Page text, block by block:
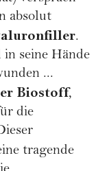
absolut
.
seine Hände
...
Biostoff,
die
tragende